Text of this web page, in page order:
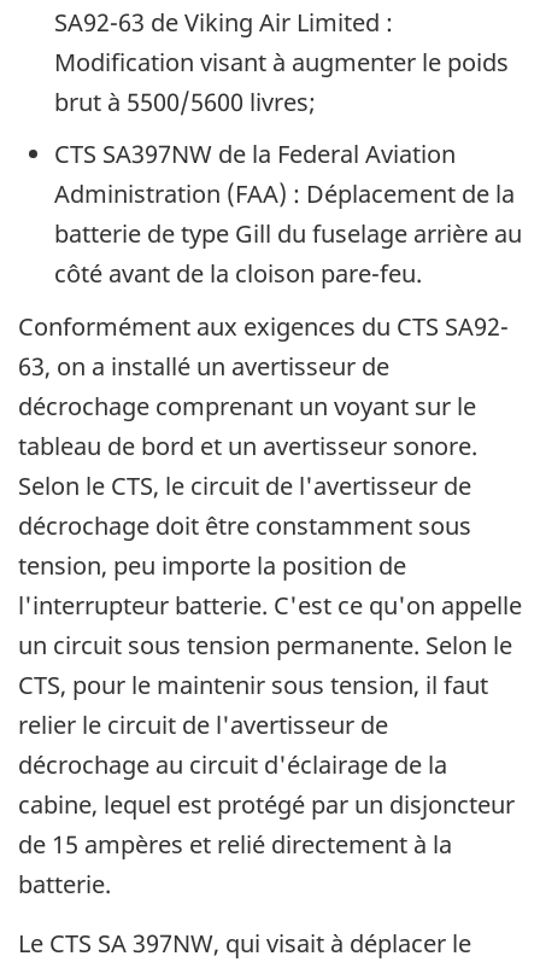
SA92-63 de Viking Air Limited :
Modification visant à augmenter le poids
brut à 5500/5600 livres;
CTS SA397NW de la Federal Aviation
Administration (FAA) : Déplacement de la
batterie de type Gill du fuselage arrière au
côté avant de la cloison pare-feu.
Conformément aux exigences du CTS SA92-
63, on a installé un avertisseur de
décrochage comprenant un voyant sur le
tableau de bord et un avertisseur sonore.
Selon le CTS, le circuit de l'avertisseur de
décrochage doit être constamment sous
tension, peu importe la position de
l'interrupteur batterie. C'est ce qu'on appelle
un circuit sous tension permanente. Selon le
CTS, pour le maintenir sous tension, il faut
relier le circuit de l'avertisseur de
décrochage au circuit d'éclairage de la
cabine, lequel est protégé par un disjoncteur
de 15 ampères et relié directement à la
batterie.
Le CTS SA 397NW, qui visait à déplacer le